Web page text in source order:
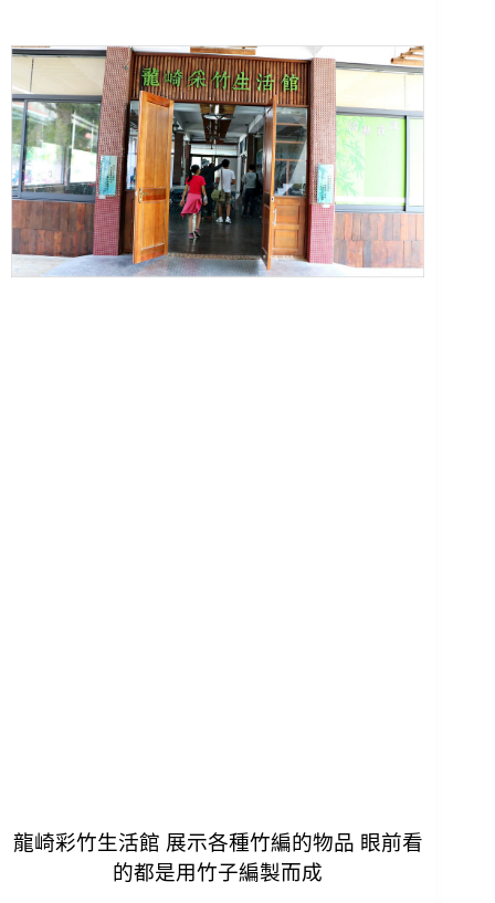
龍崎彩竹生活館 展示各種竹編的物品 眼前看
的都是用竹子編製而成